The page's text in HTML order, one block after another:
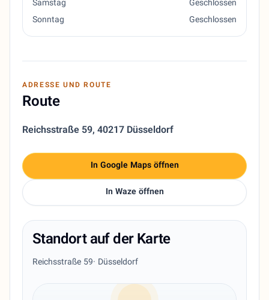
Samstag
Geschlossen
Sonntag
Geschlossen
ADRESSE UND ROUTE
Route
Reichsstraße 59, 40217 Düsseldorf
In Google Maps öffnen
In Waze öffnen
Standort auf der Karte
Reichsstraße 59· Düsseldorf